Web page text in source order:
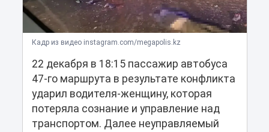
Кадр из видео instagram.com/megapolis.kz
22 декабря в 18:15 пассажир автобуса
47-го маршрута в результате конфликта
ударил водителя-женщину, которая
потеряла сознание и управление над
транспортом. Далее неуправляемый